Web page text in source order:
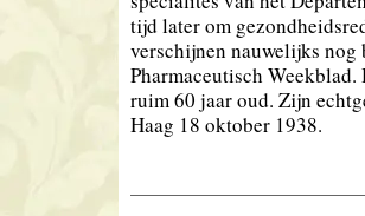
tijd later om
verschijnen nauwelijks
Pharmaceutisch
ruim 60 jaar oud. Zijn
Haag 18 oktober 1938.